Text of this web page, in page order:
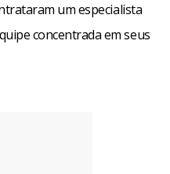
um especialista
concentrada em seus